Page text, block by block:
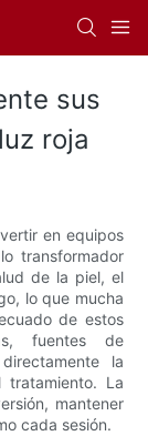
sus
roja
en equipos
transformador
de la piel, el
lo que mucha
de estos
fuentes de
la
La
mantener
cada sesión.